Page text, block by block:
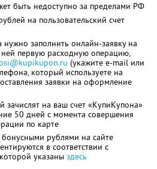
быть недоступно за пределами РФ
на пользовательский счет
заполнить онлайн-заявку на
ней первую расходную операцию,
(укажите e-mail или
который используете на
заявки на оформление
зачислят на ваш счет «КупиКупона»
50 дней с момента совершения
по карте
рублями на сайте
в соответствии с
указаны здесь